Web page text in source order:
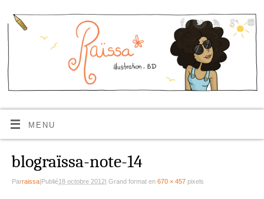
MENU
blograïssa-note-14
Parraissa|Publié18 octobre 2012| Grand format en 670 × 457pixels